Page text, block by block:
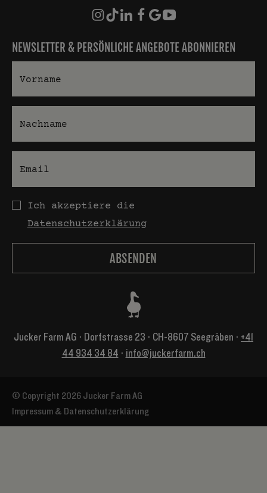
NEWSLETTER & PERSÖNLICHE ANGEBOTE ABONNIEREN
Datenschutz
Ich akzeptiere die
Datenschutzerklärung
Jucker Farm AG ⋅ Dorfstrasse 23 ⋅ CH-8607 Seegräben ⋅ +41
44 934 34 84 ⋅ info@juckerfarm.ch
© Copyright 2026 Jucker Farm AG
Impressum & Datenschutzerklärung